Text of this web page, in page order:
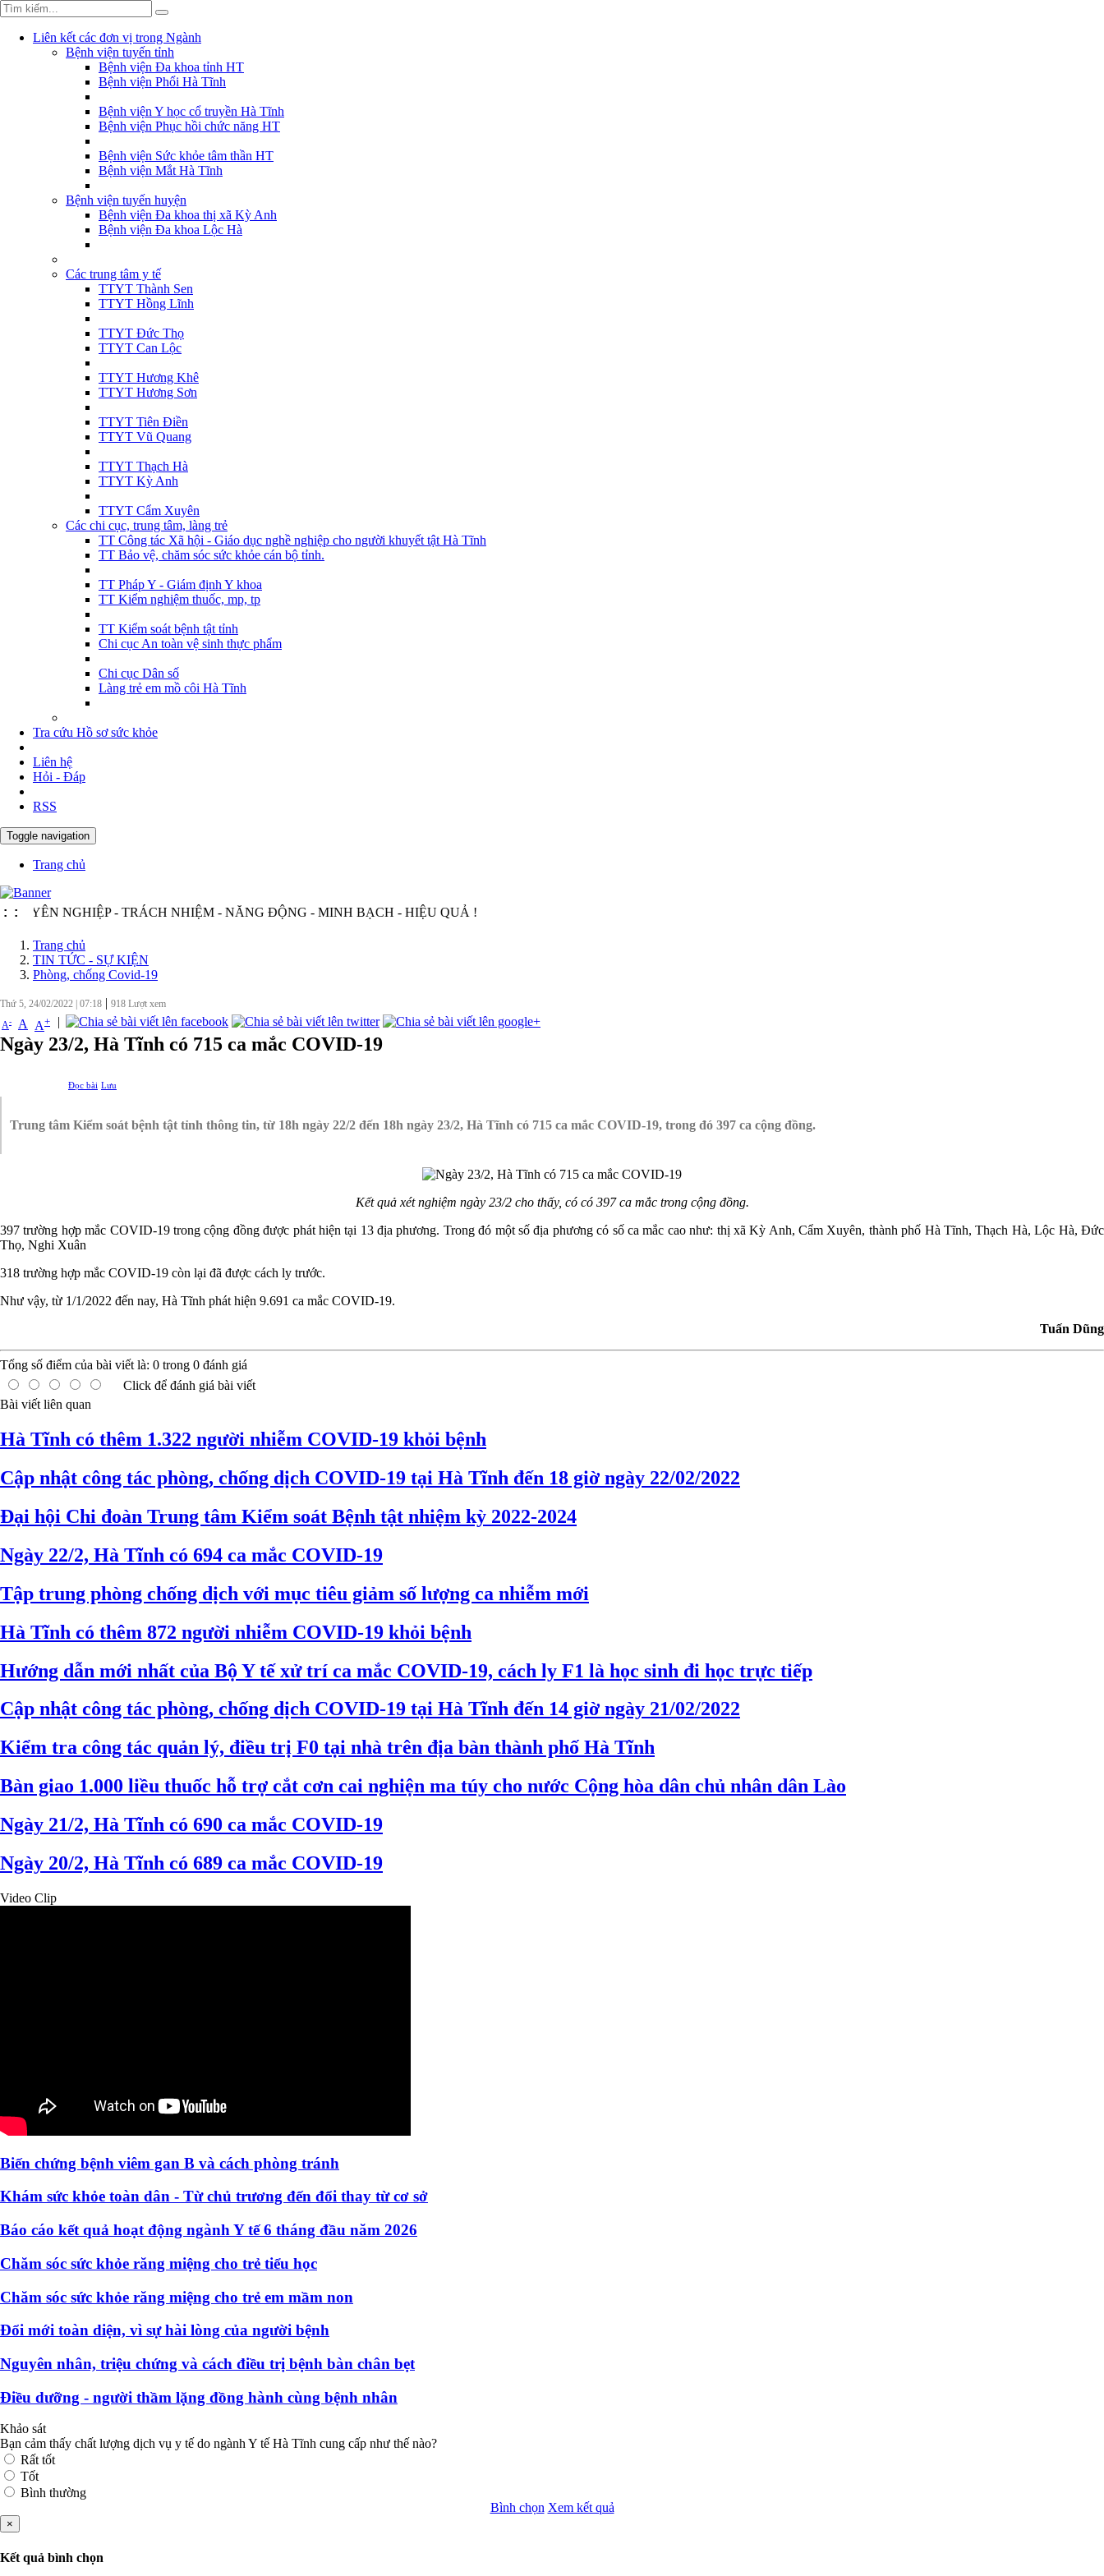
Liên kết các đơn vị trong Ngành
Bệnh viện tuyến tỉnh
Bệnh viện Đa khoa tỉnh HT
Bệnh viện Phổi Hà Tĩnh
Bệnh viện Y học cổ truyền Hà Tĩnh
Bệnh viện Phục hồi chức năng HT
Bệnh viện Sức khỏe tâm thần HT
Bệnh viện Mắt Hà Tĩnh
Bệnh viện tuyến huyện
Bệnh viện Đa khoa thị xã Kỳ Anh
Bệnh viện Đa khoa Lộc Hà
Các trung tâm y tế
TTYT Thành Sen
TTYT Hồng Lĩnh
TTYT Đức Thọ
TTYT Can Lộc
TTYT Hương Khê
TTYT Hương Sơn
TTYT Tiên Điền
TTYT Vũ Quang
TTYT Thạch Hà
TTYT Kỳ Anh
TTYT Cẩm Xuyên
Các chi cục, trung tâm, làng trẻ
TT Công tác Xã hội - Giáo dục nghề nghiệp cho người khuyết tật Hà Tĩnh
TT Bảo vệ, chăm sóc sức khỏe cán bộ tỉnh.
TT Pháp Y - Giám định Y khoa
TT Kiểm nghiệm thuốc, mp, tp
TT Kiểm soát bệnh tật tỉnh
Chi cục An toàn vệ sinh thực phẩm
Chi cục Dân số
Làng trẻ em mồ côi Hà Tĩnh
Tra cứu Hồ sơ sức khỏe
Liên hệ
Hỏi - Đáp
RSS
Toggle navigation
Trang chủ
: : NGHIỆP - TRÁCH NHIỆM - NĂNG ĐỘNG - MINH BẠCH - HIỆU QUẢ !
Trang chủ
TIN TỨC - SỰ KIỆN
Phòng, chống Covid-19
Thứ 5, 24/02/2022 07:18 | 918 Lượt xem
A- A A+ |
Ngày 23/2, Hà Tĩnh có 715 ca mắc COVID-19
Đọc bài Lưu
Trung tâm Kiểm soát bệnh tật tỉnh thông tin, từ 18h ngày 22/2 đến 18h ngày 23/2, Hà Tĩnh có 715 ca mắc COVID-19, trong đó 397 ca cộng đồng.
Kết quả xét nghiệm ngày 23/2 cho thấy, có có 397 ca mắc trong cộng đồng.
397 trường hợp mắc COVID-19 trong cộng đồng được phát hiện tại 13 địa phương. Trong đó một số địa phương có số ca mắc cao như: thị xã Kỳ Anh, Cẩm Xuyên, thành phố Hà Tĩnh, Thạch Hà, Lộc Hà, Đức
Thọ, Nghi Xuân
318 trường hợp mắc COVID-19 còn lại đã được cách ly trước.
Như vậy, từ 1/1/2022 đến nay, Hà Tĩnh phát hiện 9.691 ca mắc COVID-19.
Tuấn Dũng
Tổng số điểm của bài viết là: 0 trong 0 đánh giá
Click để đánh giá bài viết
Bài viết liên quan
Hà Tĩnh có thêm 1.322 người nhiễm COVID-19 khỏi bệnh
Cập nhật công tác phòng, chống dịch COVID-19 tại Hà Tĩnh đến 18 giờ ngày 22/02/2022
Đại hội Chi đoàn Trung tâm Kiểm soát Bệnh tật nhiệm kỳ 2022-2024
Ngày 22/2, Hà Tĩnh có 694 ca mắc COVID-19
Tập trung phòng chống dịch với mục tiêu giảm số lượng ca nhiễm mới
Hà Tĩnh có thêm 872 người nhiễm COVID-19 khỏi bệnh
Hướng dẫn mới nhất của Bộ Y tế xử trí ca mắc COVID-19, cách ly F1 là học sinh đi học trực tiếp
Cập nhật công tác phòng, chống dịch COVID-19 tại Hà Tĩnh đến 14 giờ ngày 21/02/2022
Kiểm tra công tác quản lý, điều trị F0 tại nhà trên địa bàn thành phố Hà Tĩnh
Bàn giao 1.000 liều thuốc hỗ trợ cắt cơn cai nghiện ma túy cho nước Cộng hòa dân chủ nhân dân Lào
Ngày 21/2, Hà Tĩnh có 690 ca mắc COVID-19
Ngày 20/2, Hà Tĩnh có 689 ca mắc COVID-19
Video Clip
Biến chứng bệnh viêm gan B và cách phòng tránh
Khám sức khỏe toàn dân - Từ chủ trương đến đổi thay từ cơ sở
Báo cáo kết quả hoạt động ngành Y tế 6 tháng đầu năm 2026
Chăm sóc sức khỏe răng miệng cho trẻ tiểu học
Chăm sóc sức khỏe răng miệng cho trẻ em mầm non
Đổi mới toàn diện, vì sự hài lòng của người bệnh
Nguyên nhân, triệu chứng và cách điều trị bệnh bàn chân bẹt
Điều dưỡng - người thầm lặng đồng hành cùng bệnh nhân
Khảo sát
Bạn cảm thấy chất lượng dịch vụ y tế do ngành Y tế Hà Tĩnh cung cấp như thế nào?
Rất tốt
Tốt
Bình thường
Bình chọn Xem kết quả
×
Kết quả bình chọn